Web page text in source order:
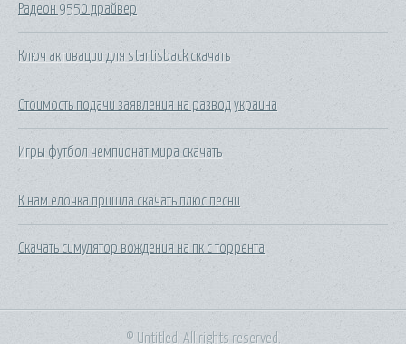
Радеон 9550 драйвер
Ключ активации для startisback скачать
Стоимость подачи заявления на развод украина
Игры футбол чемпионат мира скачать
К нам елочка пришла скачать плюс песни
Скачать симулятор вождения на пк с торрента
© Untitled. All rights reserved.